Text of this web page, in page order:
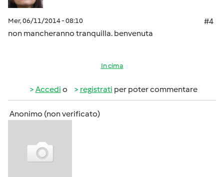
Mer, 06/11/2014 - 08:10
#4
non mancheranno tranquilla. benvenuta
In cima
Accedi o registrati per poter commentare
Anonimo (non verificato)